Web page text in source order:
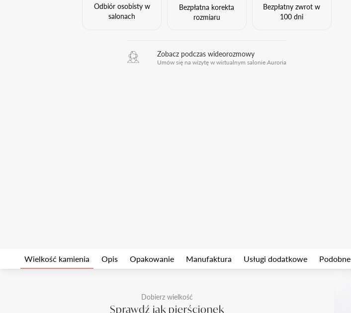
Odbiór osobisty w
salonach
Bezpłatna korekta
rozmiaru
Bezpłatny zwrot w
100 dni
Zobacz podczas wideorozmowy
Umów się na wizytę w wirtualnym salonie Auroria
Wielkość kamienia Opis Opakowanie Manufaktura Usługi dodatkowe Podobne
Dobierz wielkość
Sprawdź jak pierścionek